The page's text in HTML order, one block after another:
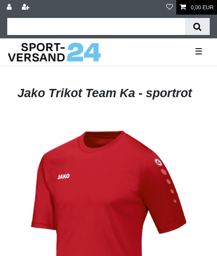
0,00 EUR
☰
Jako Trikot Team Ka - sportrot